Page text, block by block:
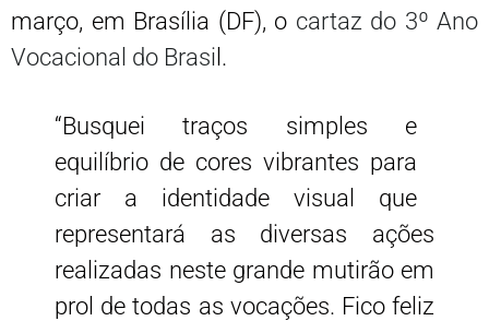
março, em Brasília (DF), o cartaz do 3º Ano
Vocacional do Brasi l.
“Busquei traços simples e
equilíbrio de cores vibrantes para
criar a identidade visual que
representará as diversas ações
realizadas neste grande mutirão em
prol de todas as vocações. Fico feliz